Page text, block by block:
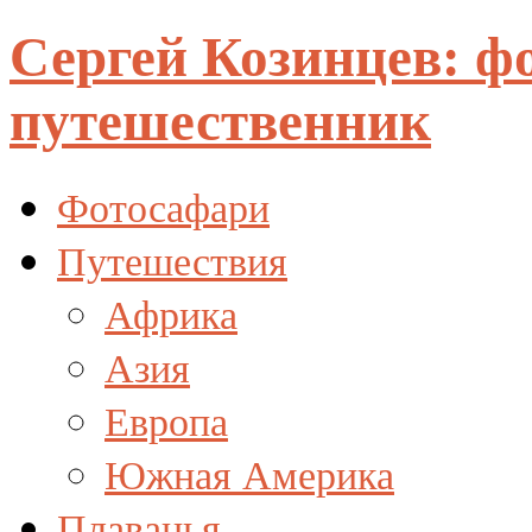
Сергей Козинцев:
путешественник
Фотосафари
Путешествия
Африка
Азия
Европа
Южная Америка